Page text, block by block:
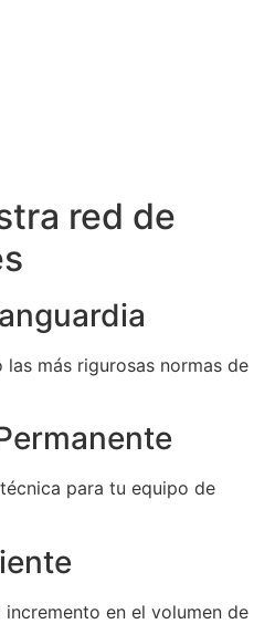
red de
más rigurosas normas de
para tu equipo de
en el volumen de